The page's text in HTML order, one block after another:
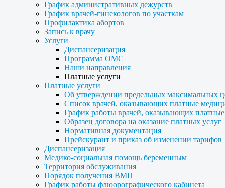
График административных дежурств
График врачей-гинекологов по участкам
Профилактика абортов
Запись к врачу
Услуги
Диспансеризация
Программа ОМС
Наши направления
Платные услуги
Платные услуги
Об утверждении предельных максимальных
Список врачей, оказывающих платные
График работы врачей, оказывающих
Образец договора на оказание платных услуг
Нормативная документация
Прейскурант и приказ об изменении тарифов
Диспансеризация
Медико-социальная помощь беременным
Территория обслуживания
Порядок получения ВМП
График работы флюорографического кабинета